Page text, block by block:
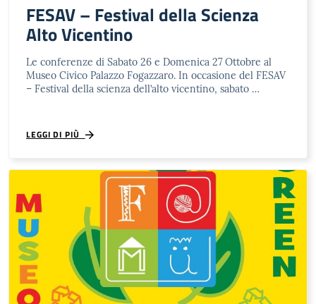
FESAV – Festival della Scienza
Alto Vicentino
Le conferenze di Sabato 26 e Domenica 27 Ottobre al
Museo Civico Palazzo Fogazzaro. In occasione del FESAV
– Festival della scienza dell’alto vicentino, sabato …
LEGGI DI PIÙ